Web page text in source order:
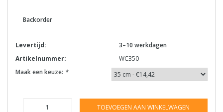
Backorder
Levertijd:
3–10 werkdagen
Artikelnummer:
WC350
Maak een keuze: *
TOEVOEGEN AAN WINKELWAGEN